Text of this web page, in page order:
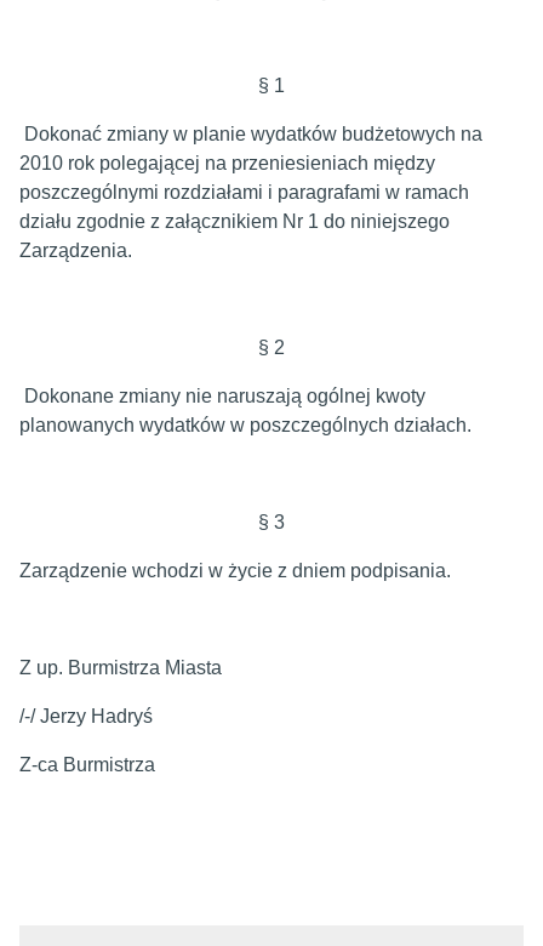
§ 1
Dokonać zmiany w planie wydatków budżetowych na
2010 rok polegającej na przeniesieniach między
poszczególnymi rozdziałami i paragrafami w ramach
działu zgodnie z załącznikiem Nr 1 do niniejszego
Zarządzenia.
§ 2
Dokonane zmiany nie naruszają ogólnej kwoty
planowanych wydatków w poszczególnych działach.
§ 3
Zarządzenie wchodzi w życie z dniem podpisania.
Z up. Burmistrza Miasta
/-/ Jerzy Hadryś
Z-ca Burmistrza